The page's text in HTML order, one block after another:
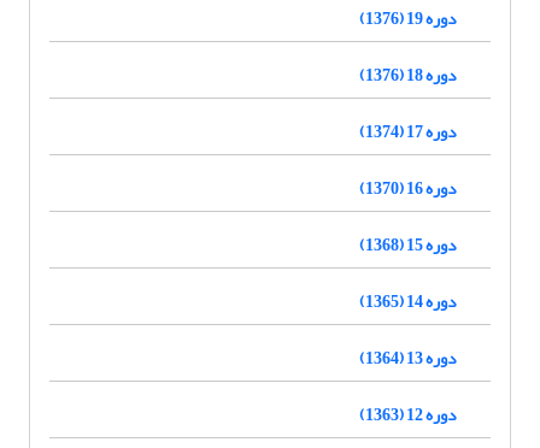
دوره 19 (1376)
دوره 18 (1376)
دوره 17 (1374)
دوره 16 (1370)
دوره 15 (1368)
دوره 14 (1365)
دوره 13 (1364)
دوره 12 (1363)